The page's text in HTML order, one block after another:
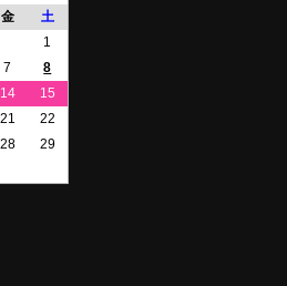
金
土
1
7
8
14
15
21
22
28
29